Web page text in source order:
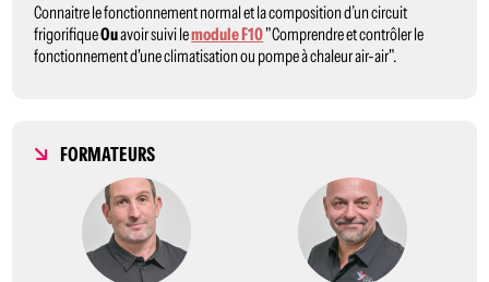
Connaitre le fonctionnement normal et la composition d’un circuit
frigorifiqueOuavoir suivi lemodule F10"Comprendre et contrôler le
fonctionnement d'une climatisation ou pompe à chaleur air-air".
FORMATEURS